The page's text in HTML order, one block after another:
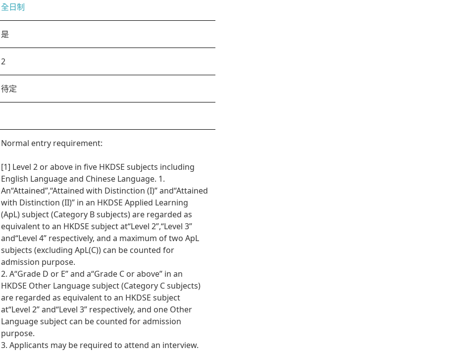
全日制
是
2
待定
Normal entry requirement:
[1] Level 2 or above in five HKDSE subjects including
English Language and Chinese Language. 1.
An“Attained”,“Attained with Distinction (I)” and“Attained
with Distinction (II)” in an HKDSE Applied Learning
(ApL) subject (Category B subjects) are regarded as
equivalent to an HKDSE subject at“Level 2”,“Level 3”
and“Level 4” respectively, and a maximum of two ApL
subjects (excluding ApL(C)) can be counted for
admission purpose.
2. A“Grade D or E” and a“Grade C or above” in an
HKDSE Other Language subject (Category C subjects)
are regarded as equivalent to an HKDSE subject
at“Level 2” and“Level 3” respectively, and one Other
Language subject can be counted for admission
purpose.
3. Applicants may be required to attend an interview.